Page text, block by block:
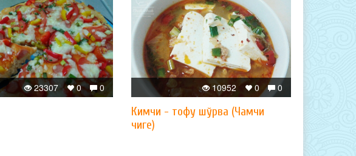
0
0
23307 0
0
10952
Кимчи - тофу шўрва (Чамчи
чиге)